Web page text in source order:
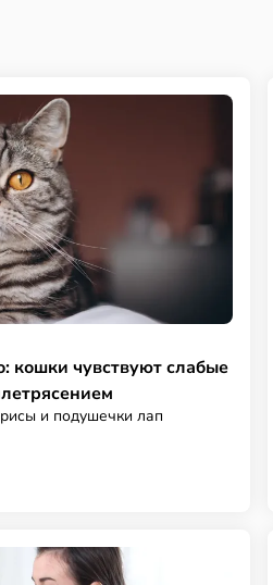
кошки чувствуют слабые
и подушечки лап